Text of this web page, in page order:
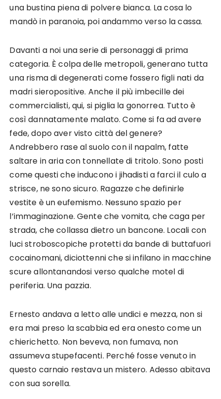
una bustina piena di polvere bianca. La cosa lo
mandò in paranoia, poi andammo verso la cassa.
Davanti a noi una serie di personaggi di prima
categoria. È colpa delle metropoli, generano tutta
una risma di degenerati come fossero figli nati da
madri sieropositive. Anche il più imbecille dei
commercialisti, qui, si piglia la gonorrea. Tutto è
così dannatamente malato. Come si fa ad avere
fede, dopo aver visto città del genere?
Andrebbero rase al suolo con il napalm, fatte
saltare in aria con tonnellate di tritolo. Sono posti
come questi che inducono i jihadisti a farci il culo a
strisce, ne sono sicuro. Ragazze che definirle
vestite è un eufemismo. Nessuno spazio per
l’immaginazione. Gente che vomita, che caga per
strada, che collassa dietro un bancone. Locali con
luci stroboscopiche protetti da bande di buttafuori
cocainomani, diciottenni che si infilano in macchine
scure allontanandosi verso qualche motel di
periferia. Una pazzia.
Ernesto andava a letto alle undici e mezza, non si
era mai preso la scabbia ed era onesto come un
chierichetto. Non beveva, non fumava, non
assumeva stupefacenti. Perché fosse venuto in
questo carnaio restava un mistero. Adesso abitava
con sua sorella.